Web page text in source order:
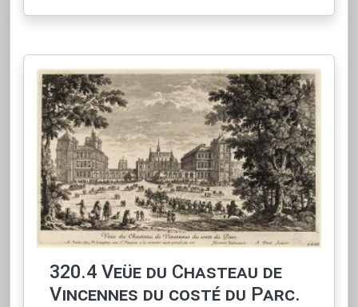
320.4 Veüe du Chasteau de
Vincennes du costé du Parc.